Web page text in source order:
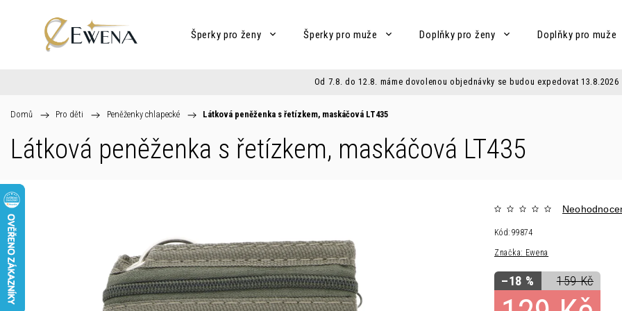
Šperky pro ženy Šperky pro muže Doplňky pro ženy Doplňky pro muže
Od 7.8. do 12.8. máme dovolenou objednávky se budou expedovat 13.8.2026
Domů / Pro děti / Peněženky chlapecké / Látková peněženka s řetízkem, maskáčová LT435
Látková peněženka s řetízkem, maskáčová LT435
Značka: Ewena
159 Kč
–18 %
Kód: 99874